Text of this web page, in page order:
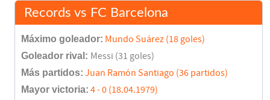
Records vs FC Barcelona
Máximo goleador: Mundo Suárez (18 goles)
Goleador rival: Messi (31 goles)
Más partidos: Juan Ramón Santiago (36 partidos)
Mayor victoria: 4 - 0 (18.04.1979)